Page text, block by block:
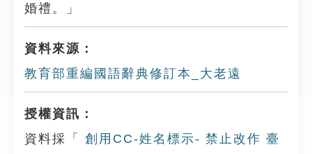
婚禮。」
資料來源：
教育部重編國語辭典修訂本_大老遠
授權資訊：
資料採「
創用CC-姓名標示- 禁止改作 臺